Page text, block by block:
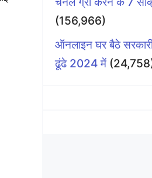
(156,966)
ऑनलाइन घर बैठे
ढूंढे 2024 में